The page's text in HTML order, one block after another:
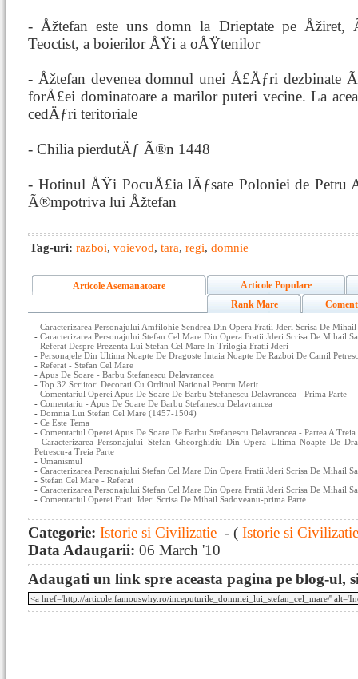
- Åžtefan este uns domn la Drieptate pe Åžiret,
Teoctist, a boierilor ÅŸi a oÅŸtenilor
- Åžtefan devenea domnul unei Å£Äƒri
forÅ£ei dominatoare a marilor puteri vecine. La
cedÄƒri teritoriale
- Chilia pierdutÄƒ Ã®n 1448
- Hotinul ÅŸi PocuÅ£ia lÄƒsate Poloniei de Petru
Ã®mpotriva lui Åžtefan
Tag-uri: razboi, voievod, tara, regi, domnie
Articole Asemanatoare
Articole Populare
Rank Mare
- Caracterizarea Personajului Amfilohie Sendrea Din Opera Fratii Jderi Scrisa De Mihail
- Caracterizarea Personajului Stefan Cel Mare Din Opera Fratii Jderi Scrisa De Mihail
- Referat Despre Prezenta Lui Stefan Cel Mare In Trilogia Fratii Jderi
- Personajele Din Ultima Noapte De Dragoste Intaia Noapte De Razboi De Camil
- Referat - Stefan Cel Mare
- Apus De Soare - Barbu Stefanescu Delavrancea
- Top 32 Scriitori Decorati Cu Ordinul National Pentru Merit
- Comentariul Operei Apus De Soare De Barbu Stefanescu Delavrancea - Prima Parte
- Comentariu - Apus De Soare De Barbu Stefanescu Delavrancea
- Domnia Lui Stefan Cel Mare (1457-1504)
- Ce Este Tema
- Comentariul Operei Apus De Soare De Barbu Stefanescu Delavrancea - Partea A Treia
-Caracterizarea Personajului Stefan Gheorghidiu Din Opera Ultima Noapte De
Petrescu-a Treia Parte
- Umanismul
- Caracterizarea Personajului Stefan Cel Mare Din Opera Fratii Jderi Scrisa De Mihail
- Stefan Cel Mare - Referat
- Caracterizarea Personajului Stefan Cel Mare Din Opera Fratii Jderi Scrisa De Mihail
- Comentariul Operei Fratii Jderi Scrisa De Mihail Sadoveanu-prima Parte
Categorie: Istorie si Civilizatie - ( Istorie si
Data Adaugarii: 06 March '10
Adaugati un link spre aceasta pagina pe blog-ul,